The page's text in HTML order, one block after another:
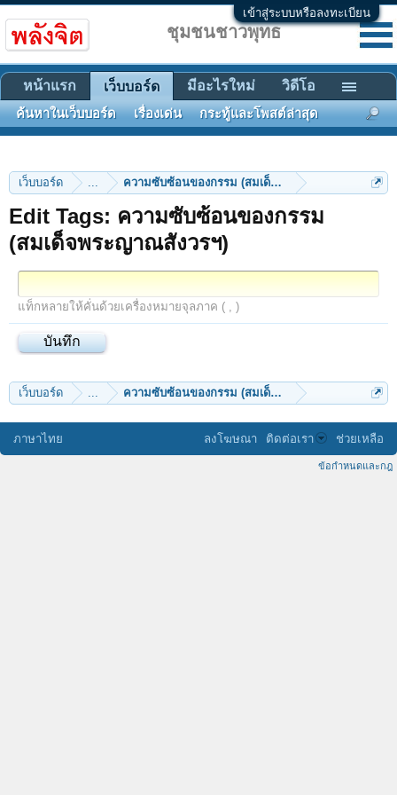
เข้าสู่ระบบหรือลงทะเบียน
เว็บบอร์ด ... ความซับซ้อนของกรรม (สมเด็จพระญาณสังวรฯ)
Edit Tags: ความซับซ้อนของกรรม
(สมเด็จพระญาณสังวรฯ)
แท็กหลายให้คั่นด้วยเครื่องหมายจุลภาค ( , )
เว็บบอร์ด ... ความซับซ้อนของกรรม (สมเด็จพระญาณสังวรฯ)
ชุมชนชาวพุทธ
หน้าแรก เว็บบอร์ด
ค้นหาในเว็บบอร์ด เรื่องเด่น กระทู้และโพสต์ล่าสุด
มีอะไรใหม่ วิดีโอ
ภาษาไทย ลงโฆษณา ติดต่อเรา ช่วยเหลือ
ข้อกำหนดและกฎ